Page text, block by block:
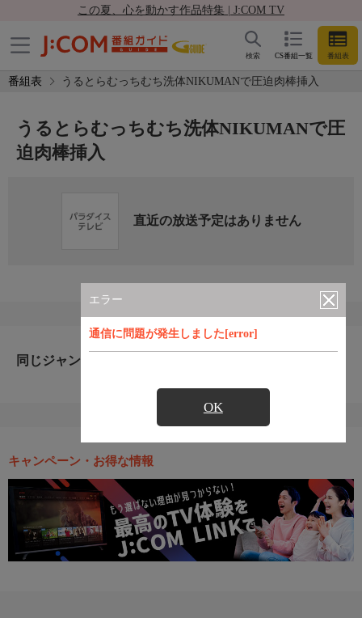
この夏、心を動かす作品特集 | J:COM TV
CS番組一覧 番組表
検索
番組表 うるとらむっちむち洗体NIKUMANで圧迫肉棒挿入
エラー
通信に問題が発生しました[error]
OK
うるとらむっちむち洗体NIKUMANで圧
迫肉棒挿入
直近の放送予定はありません
同じジャンルのおすすめ番組
キャンペーン・お得な情報